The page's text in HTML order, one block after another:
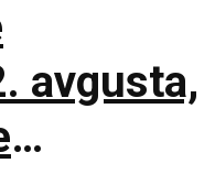
avgusta,